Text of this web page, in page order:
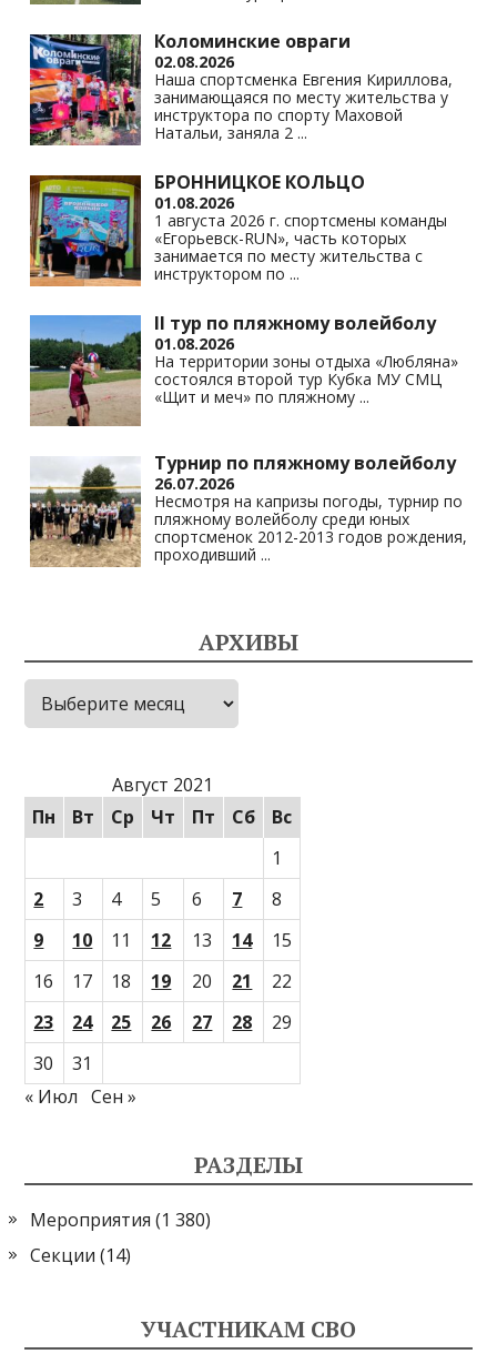
Коломинские овраги
02.08.2026
Наша спортсменка Евгения Кириллова,
занимающаяся по месту жительства у
инструктора по спорту Маховой
Натальи, заняла 2 ...
БРОННИЦКОЕ КОЛЬЦО
01.08.2026
1 августа 2026 г. спортсмены команды
«Егорьевск-RUN», часть которых
занимается по месту жительства с
инструктором по ...
II тур по пляжному волейболу
01.08.2026
На территории зоны отдыха «Любляна»
состоялся второй тур Кубка МУ СМЦ
«Щит и меч» по пляжному ...
Турнир по пляжному волейболу
26.07.2026
Несмотря на капризы погоды, турнир по
пляжному волейболу среди юных
спортсменок 2012-2013 годов рождения,
проходивший ...
АРХИВЫ
Архивы
Август 2021
Пн
Вт Ср Чт Пт Сб
Вс
1
2
3 4 5 6 7
8
9
10 11 12 13 14
15
16
17 18 19 20 21
22
23
24 25 26 27 28
29
30
31
« Июл
Сен »
РАЗДЕЛЫ
Мероприятия (1 380)
Секции (14)
УЧАСТНИКАМ СВО